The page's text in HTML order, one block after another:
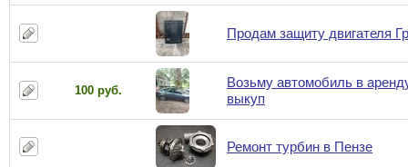
Продам защиту двигателя
100 руб.
Возьму автомобиль в
выкуп
Ремонт турбин в Пензе